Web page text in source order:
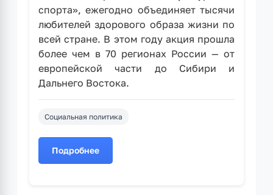
спорта», ежегодно объединяет тысячи
любителей здорового образа жизни по
всей стране. В этом году акция прошла
более чем в 70 регионах России — от
европейской части до Сибири и
Дальнего Востока.
Социальная политика
Подробнее
о